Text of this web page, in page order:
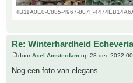
4B11A0E0-C885-4967-807F-
Re: Winterhardheid Echeveria
doorAxel Amsterdam op 28 dec 2022
Nog een foto van elegans